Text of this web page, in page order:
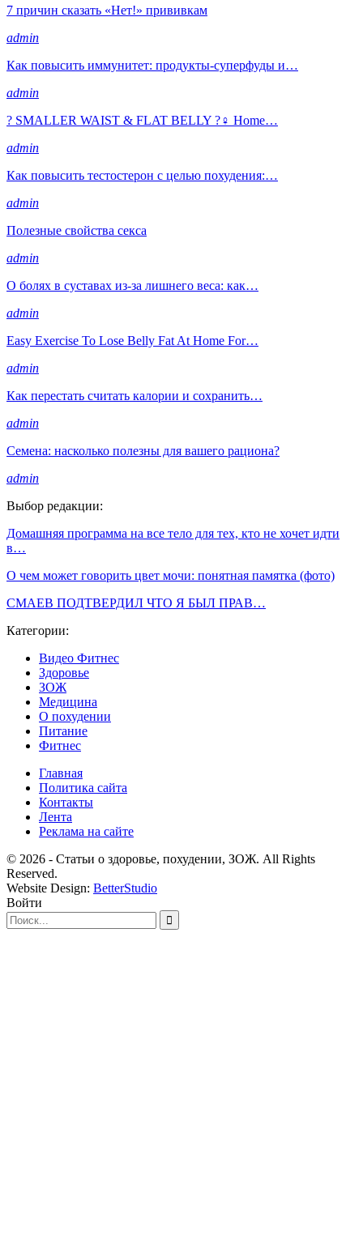
7 причин сказать «Нет!» прививкам
admin
Как повысить иммунитет: продукты-суперфуды и…
admin
? SMALLER WAIST & FLAT BELLY ?‍♀️ Home…
admin
Как повысить тестостерон с целью похудения:…
admin
Полезные свойства секса
admin
О болях в суставах из-за лишнего веса: как…
admin
Easy Exercise To Lose Belly Fat At Home For…
admin
Как перестать считать калории и сохранить…
admin
Семена: насколько полезны для вашего рациона?
admin
Выбор редакции:
Домашняя программа на все тело для тех, кто не хочет идти
в…
О чем может говорить цвет мочи: понятная памятка (фото)
СМАЕВ ПОДТВЕРДИЛ ЧТО Я БЫЛ ПРАВ…
Категории:
Видео Фитнес
Здоровье
ЗОЖ
Медицина
О похудении
Питание
Фитнес
Главная
Политика сайта
Контакты
Лента
Реклама на сайте
© 2026 - Статьи о здоровье, похудении, ЗОЖ. All Rights
Reserved.
Website Design: BetterStudio
Войти